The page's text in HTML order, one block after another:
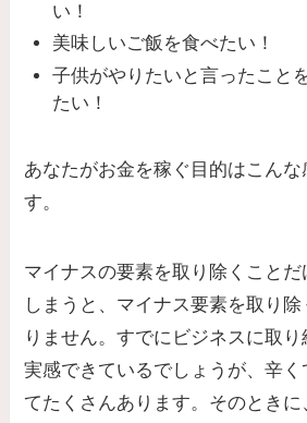
い！
美味しいご飯を食べたい！
子供がやりたいと言ったこと
たい！
あなたがお金を稼ぐ目的はこん
す。
マイナスの要素を取り除くこと
しまうと、マイナス要素を取り
りません。すでにビジネスに取
実感できているでしょうが、辛
てたくさんあります。そのとき